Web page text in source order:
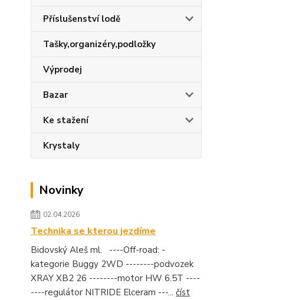
Příslušenství lodě
Tašky,organizéry,podložky
Výprodej
Bazar
Ke stažení
Krystaly
Novinky
02.04.2026
Technika se kterou jezdíme
Bidovský Aleš ml. ----Off-road: -
kategorie Buggy 2WD --------podvozek
XRAY XB2 26 --------motor HW 6.5T ----
----regulátor NITRIDE Elceram ---... číst